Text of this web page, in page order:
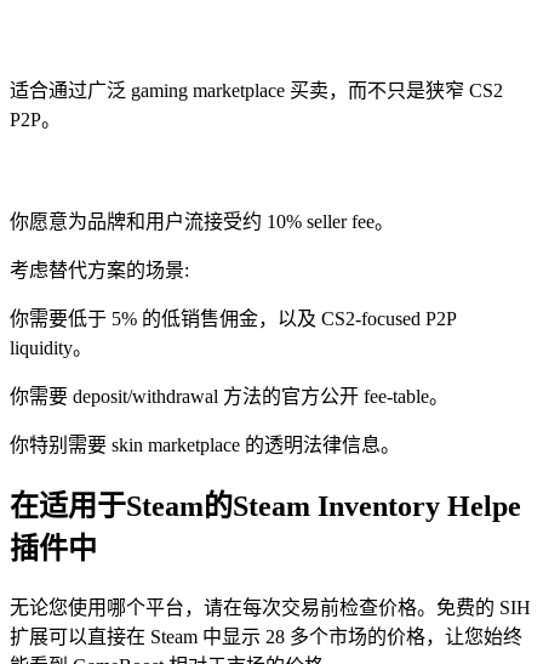
适合通过广泛 gaming marketplace 买卖，而不只是狭窄 CS2
P2P。
你愿意为品牌和用户流接受约 10% seller fee。
考虑替代方案的场景:
你需要低于 5% 的低销售佣金，以及 CS2-focused P2P
liquidity。
你需要 deposit/withdrawal 方法的官方公开 fee-table。
你特别需要 skin marketplace 的透明法律信息。
在适用于Steam的Steam Inventory Helpe
插件中
无论您使用哪个平台，请在每次交易前检查价格。免费的 SIH
扩展可以直接在 Steam 中显示 28 多个市场的价格，让您始终